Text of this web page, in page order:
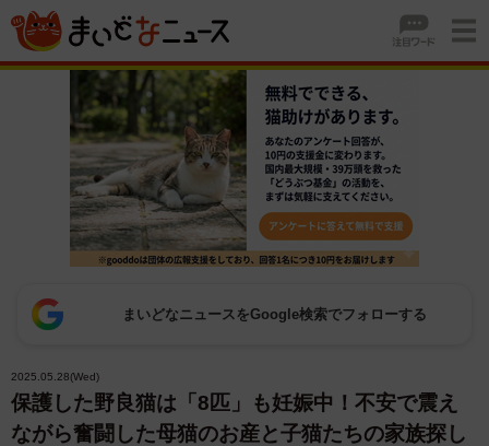
まいどなニュースをGoogle検索でフォローする
2025.05.28(Wed)
保護した野良猫は「8匹」も妊娠中！不安で震え
ながら奮闘した母猫のお産と子猫たちの家族探し